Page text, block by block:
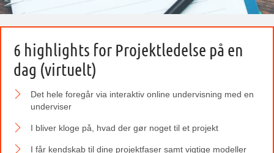
6 highlights for Projektledelse på en
dag (virtuelt)
Det hele foregår via interaktiv online undervisning med en
underviser
I bliver kloge på, hvad der gør noget til et projekt
I får kendskab til dine projektfaser samt vigtige modeller